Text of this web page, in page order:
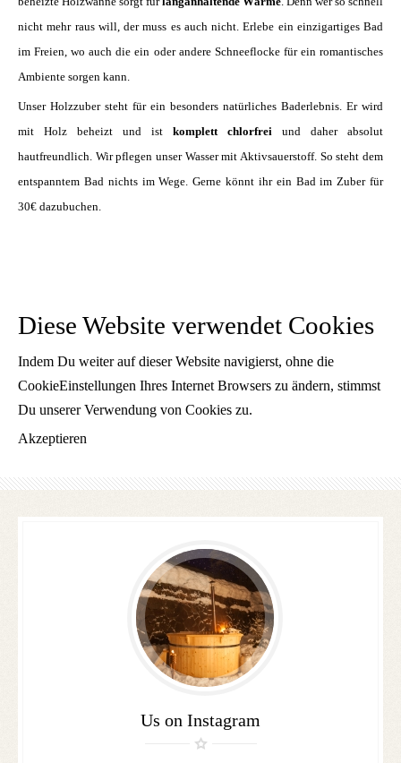
nicht mehr raus will, der muss es auch nicht. Erlebe ein einzigartiges Bad
im Freien, wo auch die ein oder andere Schneeflocke für ein romantisches
Ambiente sorgen kann.
Unser Holzzuber steht für ein besonders natürliches Baderlebnis. Er wird
mit Holz beheizt und ist komplett chlorfrei und daher absolut
hautfreundlich. Wir pflegen unser Wasser mit Aktivsauerstoff. So steht dem
entspanntem Bad nichts im Wege. Gerne könnt ihr ein Bad im Zuber für
30€ dazubuchen.
Diese Website verwendet Cookies
Indem Du weiter auf dieser Website navigierst, ohne die
CookieEinstellungen Ihres Internet Browsers zu ändern, stimmst
Du unserer Verwendung von Cookies zu.
Akzeptieren
Follow
us
Us on Instagram